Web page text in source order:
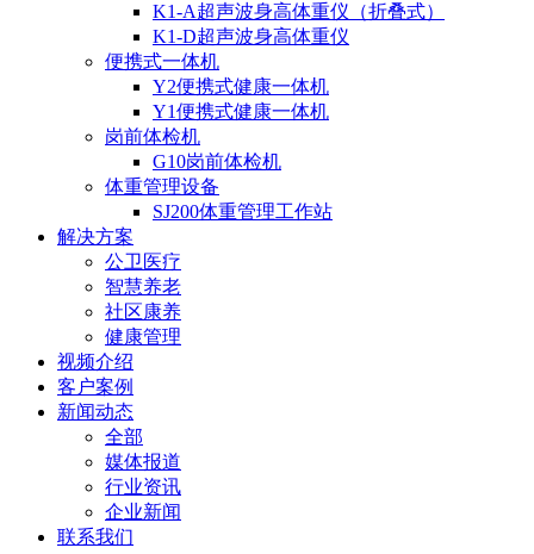
K1-A超声波身高体重仪（折叠式）
K1-D超声波身高体重仪
便携式一体机
Y2便携式健康一体机
Y1便携式健康一体机
岗前体检机
G10岗前体检机
体重管理设备
SJ200体重管理工作站
解决方案
公卫医疗
智慧养老
社区康养
健康管理
视频介绍
客户案例
新闻动态
全部
媒体报道
行业资讯
企业新闻
联系我们